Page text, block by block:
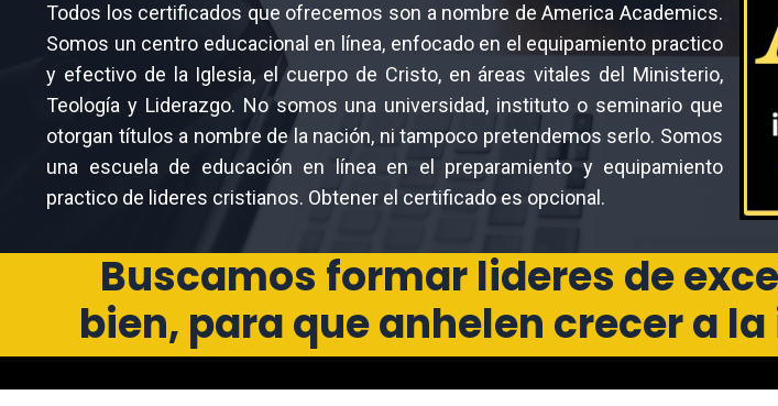
Todos los certificados que ofrecemos son a nombre de America Academics.
Somos un centro educacional en línea, enfocado en el equipamiento practico
y efectivo de la Iglesia, el cuerpo de Cristo, en áreas vitales del Ministerio,
Teología y Liderazgo. No somos una universidad, instituto o seminario que
otorgan títulos a nombre de la nación, ni tampoco pretendemos serlo. Somos
una escuela de educación en línea en el preparamiento y equipamiento
practico de lideres cristianos. Obtener el certificado es opcional.
Buscamos formar lideres de
bien, para que anhelen crecer a